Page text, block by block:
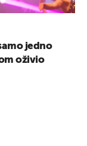
jedno
oživio